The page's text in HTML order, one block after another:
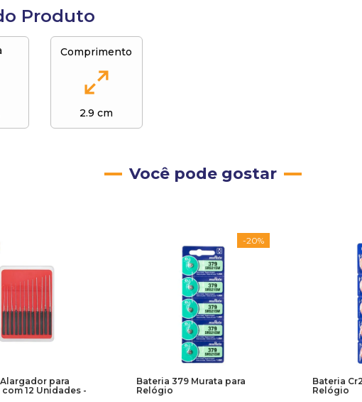
Produto
Comprimento
2.9 cm
Você pode gostar
para
12 Unidades -
-20%
Bateria 379 Murata para
Relógio
Bateria
Relógio